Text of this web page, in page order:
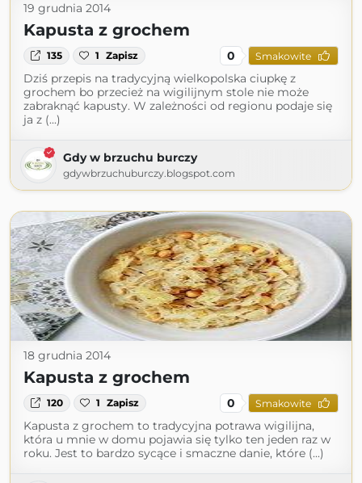
19 grudnia 2014
Kapusta z grochem
135 1 Zapisz 0 Smakowite
Dziś przepis na tradycyjną wielkopolska ciupkę z
grochem bo przecież na wigilijnym stole nie może
zabraknąć kapusty. W zależności od regionu podaje się
ja z (...)
Gdy w brzuchu burczy
gdywbrzuchuburczy.blogspot.com
18 grudnia 2014
Kapusta z grochem
120 1 Zapisz 0 Smakowite
Kapusta z grochem to tradycyjna potrawa wigilijna,
która u mnie w domu pojawia się tylko ten jeden raz w
roku. Jest to bardzo sycące i smaczne danie, które (...)